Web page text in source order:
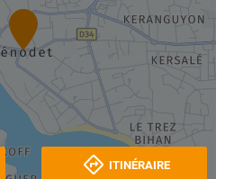
ITINÉRAIRE